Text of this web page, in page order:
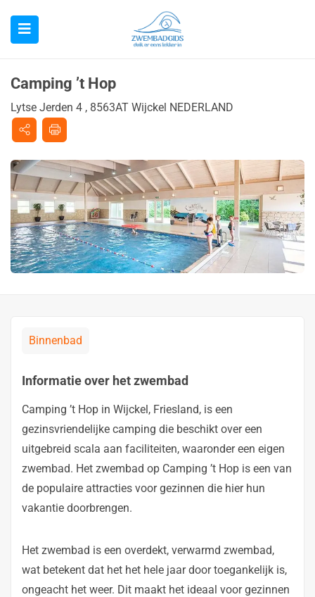
Camping ’t Hop
Lytse Jerden 4 , 8563AT Wijckel NEDERLAND
Binnenbad
Informatie over het zwembad
Camping ’t Hop in Wijckel, Friesland, is een
gezinsvriendelijke camping die beschikt over een
uitgebreid scala aan faciliteiten, waaronder een eigen
zwembad. Het zwembad op Camping ’t Hop is een van
de populaire attracties voor gezinnen die hier hun
vakantie doorbrengen.
Het zwembad is een overdekt, verwarmd zwembad,
wat betekent dat het het hele jaar door toegankelijk is,
ongeacht het weer. Dit maakt het ideaal voor gezinnen